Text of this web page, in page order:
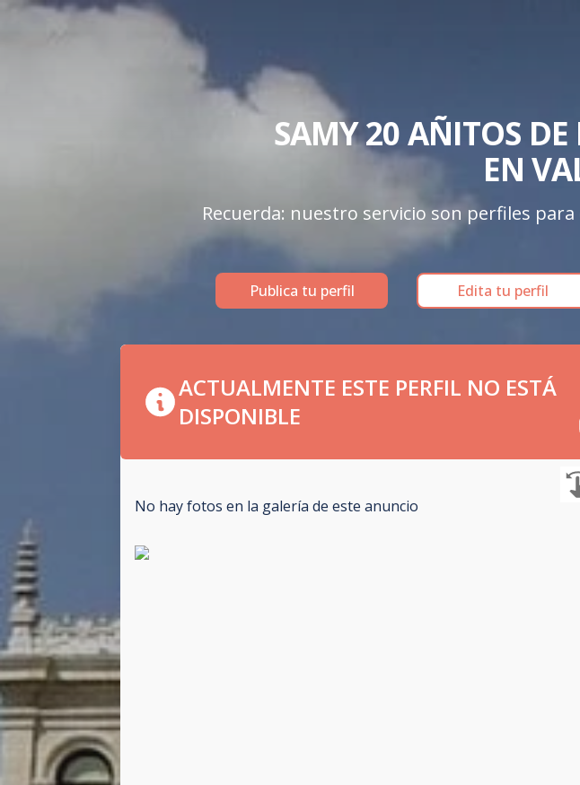
SAMY 20 AÑITOS
EN
Recuerda: nuestro servicio son perfiles
Publica tu perfil Edita tu perfil
ACTUALMENTE ESTE PERFIL NO ESTÁ
DISPONIBLE
No hay fotos en la galería de este anuncio